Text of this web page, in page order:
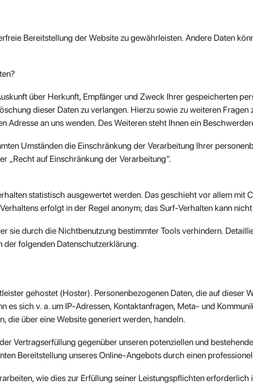
Bereitstellung der Website zu gewährleisten. Andere Daten
über Herkunft, Empfänger und Zweck Ihrer gespeicherten
dieser Daten zu verlangen. Hierzu sowie zu weiteren Fragen
Adresse an uns wenden. Des Weiteren steht Ihnen ein
Umständen die Einschränkung der Verarbeitung Ihrer
„Recht auf Einschränkung der Verarbeitung“.
statistisch ausgewertet werden. Das geschieht vor allem mit
erfolgt in der Regel anonym; das Surf-Verhalten kann
sie durch die Nichtbenutzung bestimmter Tools verhindern.
folgenden Datenschutzerklärung.
gehostet (Hoster). Personenbezogenen Daten, die auf dieser
es sich v. a. um IP-Adressen, Kontaktanfragen, Meta- und
die über eine Website generiert werden, handeln.
Vertragserfüllung gegenüber unseren potenziellen und
Bereitstellung unseres Online-Angebots durch einen
wie dies zur Erfüllung seiner Leistungspflichten erforderlich